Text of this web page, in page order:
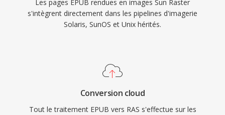
Les pages EPUB rendues en images Sun Raster
s'intègrent directement dans les pipelines d'imagerie
Solaris, SunOS et Unix hérités.
Conversion cloud
Tout le traitement EPUB vers RAS s'effectue sur les